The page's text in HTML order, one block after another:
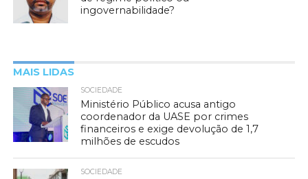
ingovernabilidade?
MAIS LIDAS
SOCIEDADE
Ministério Público acusa antigo
coordenador da UASE por crimes
financeiros e exige devolução de 1,7
milhões de escudos
SOCIEDADE